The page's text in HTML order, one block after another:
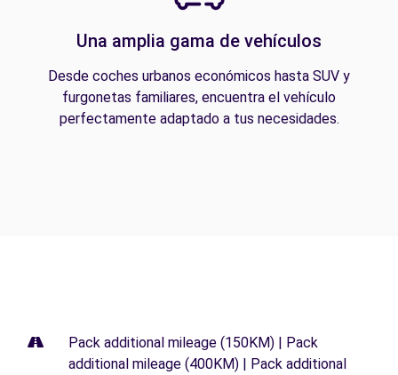
Una amplia gama de vehículos
Desde coches urbanos económicos hasta SUV y
furgonetas familiares, encuentra el vehículo
perfectamente adaptado a tus necesidades.
Pack additional mileage (150KM) | Pack
additional mileage (400KM) | Pack additional